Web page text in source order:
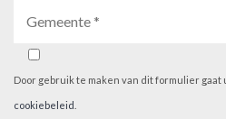
Door gebruik te maken van dit formulier gaat
cookiebeleid